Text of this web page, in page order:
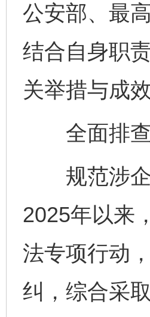
公安部、最
结合自身职
关举措与成效
全面排查
规范涉企
2025年以来
法专项行动
纠，综合采